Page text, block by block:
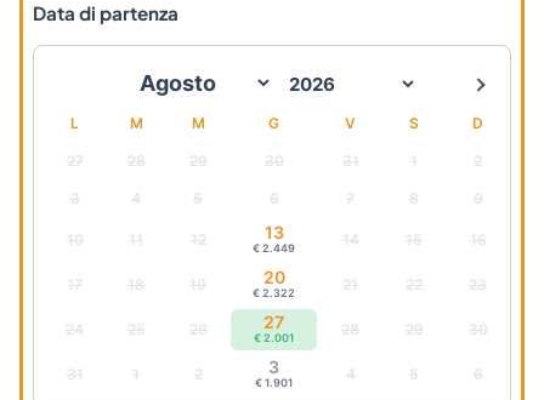
Data di partenza
L M M G V S D
27 28 29 30 31 1 2
3 4 5 6 7 8 9
10 11 12 13
€ 2.449 14 15 16
17 18 19 20
€ 2.322 21 22 23
24 25 26 27
€ 2.001 28 29 30
31 1 2 3
€ 1.901 4 5 6